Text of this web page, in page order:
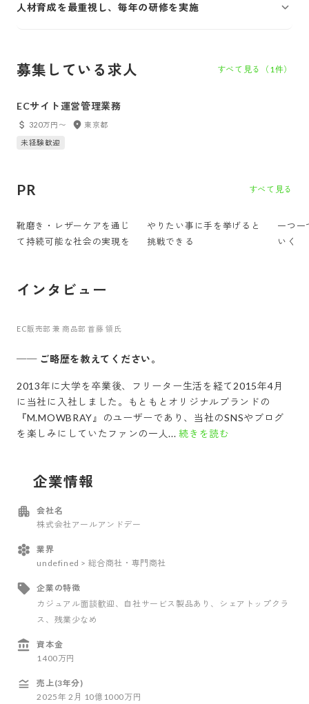
人材育成を最重視し、毎年の研修を実施
募集している求人 すべて見る（ 1 件）
ECサイト運営管理業務
320万円〜
東京都
未経験歓迎
PR すべて見る
靴磨き・レザーケアを通じ
て持続可能な社会の実現を
やりたい事に手を挙げると
挑戦できる
一つ一
いく
インタビュー
EC販売部 兼 商品部 首藤 領氏
── ご略歴を教えてください。
2013年に大学を卒業後、フリーター生活を経て2015年4月
に当社に入社しました。もともとオリジナルブランドの
『M.MOWBRAY』のユーザーであり、当社のSNSやブログ
を楽しみにしていたファンの一人... 続きを読む
企業情報
会社名
株式会社アールアンドデー
業界
undefined > 総合商社・専門商社
企業の特徴
カジュアル面談歓迎 、自社サービス製品あり 、シェアトップクラ
ス 、残業少なめ
資本金
1400万円
売上(3年分)
2025年 2 月 10億1000万円